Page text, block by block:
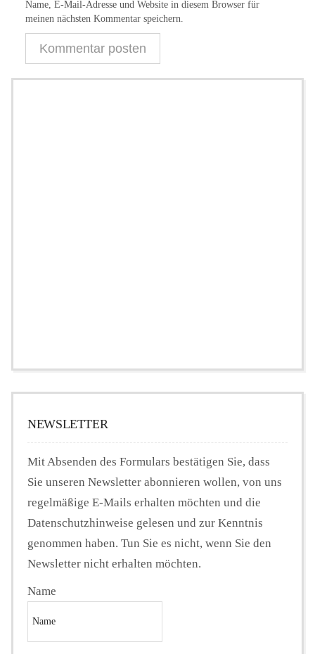
Name, E-Mail-Adresse und Website in diesem Browser für
meinen nächsten Kommentar speichern.
NEWSLETTER
Mit Absenden des Formulars bestätigen Sie, dass
Sie unseren Newsletter abonnieren wollen, von uns
regelmäßige E-Mails erhalten möchten und die
Datenschutzhinweise gelesen und zur Kenntnis
genommen haben. Tun Sie es nicht, wenn Sie den
Newsletter nicht erhalten möchten.
Name